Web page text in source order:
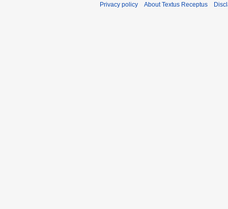
Privacy policy About Textus Receptus